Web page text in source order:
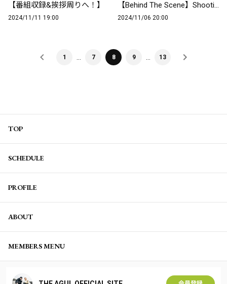
【番組収録&挨拶周りへ！】
2024/11/11 19:00
【Behind The Scene】Shooting.
2024/11/06 20:00
1 7 8 9 13
TOP
SCHEDULE
PROFILE
ABOUT
MEMBERS MENU